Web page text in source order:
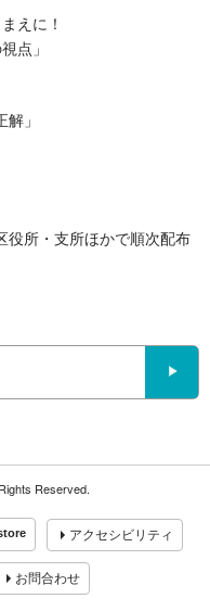
えに！
点」
」
役所・支所ほかで順次配布
Reserved.
アクセシビリティ
お問合わせ